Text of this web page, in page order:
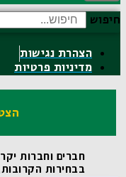
חיפוש
הצהרת נגישות
מדיניות פרטיות
חברים וחברות
בבחירות